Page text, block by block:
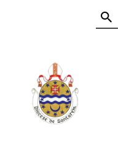
A DIOCESE
CELEBRAÇÃO
VIDA CRISTÃ
NOTÍCIAS